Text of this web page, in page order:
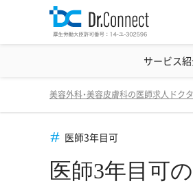
サービス
美容クリニック見学・研
美容外科・美容皮膚科の医師求人ドク
医師3年目可
医師3年目可
医師3年目可の美容外科・美